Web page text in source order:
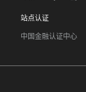
站点认证
中国金融认证中心